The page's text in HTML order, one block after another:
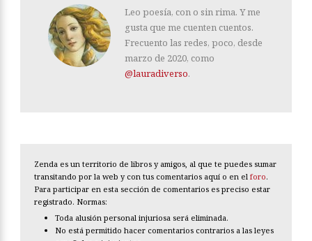
Leo poesía, con o sin rima. Y me
gusta que me cuenten cuentos.
Frecuento las redes, poco, desde
marzo de 2020, como
@lauradiverso.
Zenda es un territorio de libros y amigos, al que te puedes sumar
transitando por la web y con tus comentarios aquí o en el foro.
Para participar en esta sección de comentarios es preciso estar
registrado. Normas:
Toda alusión personal injuriosa será eliminada.
No está permitido hacer comentarios contrarios a las leyes